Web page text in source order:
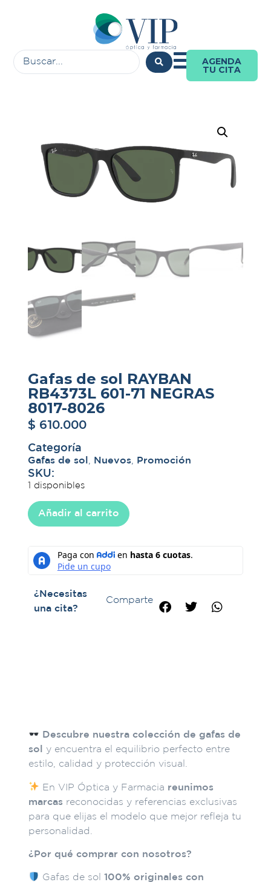
AGENDA
TU CITA
Gafas de sol RAYBAN
RB4373L 601-71 NEGRAS
8017-8026
$ 610.000
Categoría
Gafas de sol Nuevos, Promoción
SKU:
1 disponibles
Añadir al carrito
¿Necesitas
una cita?
Comparte
Descubre nuestra colección de gafas de
sol
y encuentra el equilibrio perfecto entre
estilo, calidad y protección visual.
En VIP Óptica y Farmacia reunimos
marcas reconocidas y referencias exclusivas
para que elijas el modelo que mejor refleja tu
personalidad.
¿Por qué comprar con nosotros?
Gafas de sol 100% originales con